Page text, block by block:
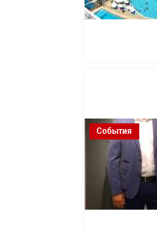
События